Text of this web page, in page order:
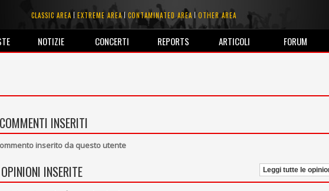
CLASSIC AREA EXTREME AREA CONTAMINATED AREA OTHER AREA
NOTIZIE CONCERTI REPORTS ARTICOLI FORUM
INSERITI
inserito da questo utente
INSERITE Leggi tutte le